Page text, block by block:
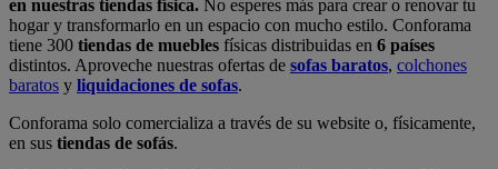
en nuestras tiendas física. No esperes más para crear o renovar tu
hogar y transformarlo en un espacio con mucho estilo. Conforama
tiene 300 tiendas de muebles físicas distribuidas en 6 países
distintos. Aproveche nuestras ofertas de sofas baratos, colchones
baratos y liquidaciones de sofas.
Conforama solo comercializa a través de su website o, físicamente,
en sus tiendas de sofás.